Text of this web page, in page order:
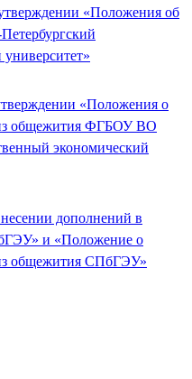
«Положения об
«Положения о
из общежития ФГБОУ ВО
экономический
дополнений в
и «Положение о
общежития СПбГЭУ»